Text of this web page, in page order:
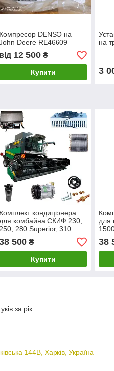
Компресор DENSO на
John Deere RE46609
від 12 500₴
Купити
на
3
Комплект кондиціонера
для комбайна СКИФ 230,
250, 280 Superior, 310
38 500₴
Купити
для
38
за рік
144В, Харків, Україна